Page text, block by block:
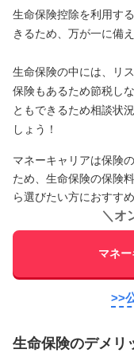
生命保険控除を利用す
きるため、万が一に備
生命保険の中には、リ
保険もあるため節税し
ともできるため相談状
しょう！
マネーキャリアは保険
ため、生命保険の保険
ら選びたい方におすすめ
＼ オ
マネ
>>
生命保険のデメリ